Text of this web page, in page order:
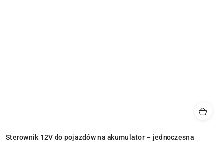
Sterownik 12V do pojazdów na akumulator – jednoczesna